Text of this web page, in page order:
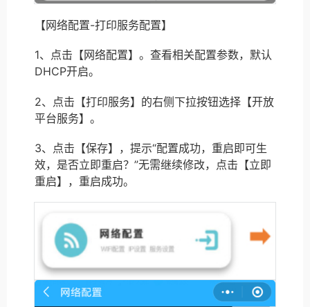
【网络配置-打印服务配置】
1、点击【网络配置】。查看相关配置参数，默认
DHCP开启。
2、点击【打印服务】的右侧下拉按钮选择【开放
平台服务】。
3、点击【保存】，提示“配置成功，重启即可生
效，是否立即重启？”无需继续修改，点击【立即
重启】，重启成功。